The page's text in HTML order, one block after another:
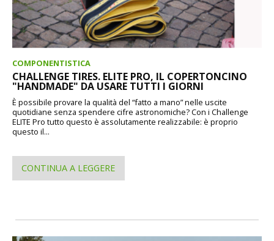
COMPONENTISTICA
CHALLENGE TIRES. ELITE PRO, IL COPERTONCINO
"HANDMADE" DA USARE TUTTI I GIORNI
È possibile provare la qualità del “fatto a mano” nelle uscite
quotidiane senza spendere cifre astronomiche? Con i Challenge
ELITE Pro tutto questo è assolutamente realizzabile: è proprio
questo il...
CONTINUA A LEGGERE